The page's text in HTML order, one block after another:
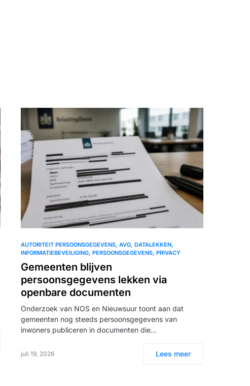
AUTORITEIT PERSOONSGEGEVENS AVG DATALEKKEN
INFORMATIEBEVEILIGING PERSOONSGEGEVENS PRIVACY
Gemeenten blijven
persoonsgegevens lekken via
openbare documenten
Onderzoek van NOS en Nieuwsuur toont aan dat
gemeenten nog steeds persoonsgegevens van
inwoners publiceren in documenten die…
juli 19, 2026 Lees meer